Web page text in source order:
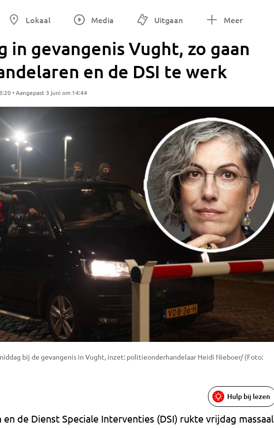
Lokaal Media Uitgaan Meer
in gevangenis Vught, zo gaan
en de DSI te werk
• Aangepast 3 juni om 14:44
bij de gevangenis in Vught, inzet: politieonderhandelaar Heidi Nieboer/ (Foto:
Hulp bij lezen
de Dienst Speciale Interventies (DSI) rukte vrijdag massaal